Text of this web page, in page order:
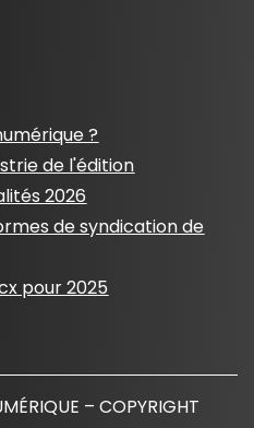
?
de l'édition
2026
de syndication de
pour 2025
– COPYRIGHT